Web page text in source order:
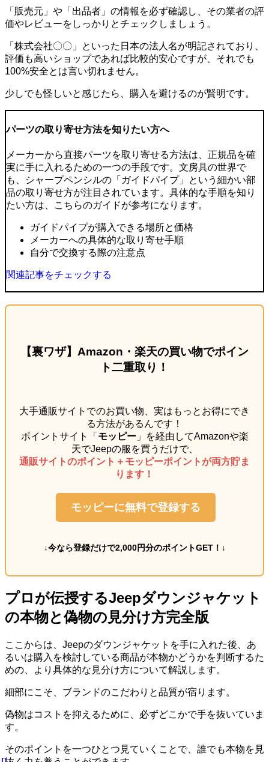
「販売元」や「出品者」の情報を必ず確認し、その業者の評
価やレビューをしっかりとチェックしましょう。
「株式会社〇〇」といった日本の法人名が明記されており、
評価も高いショップであれば比較的安心ですが、それでも
100%安全とは言い切れません。
少しでも怪しいと感じたら、購入を避けるのが賢明です。
パーツの取り寄せ方法を知りたい方へ
メーカーから直接パーツを取り寄せる方法は、正規品を確
実に手に入れるための一つの手段です。文房具の世界で
も、シャープペンシルの「ガイドパイプ」という細かい部
品の取り寄せ方が注目されています。具体的な手順を知り
たい方は、こちらのガイドが参考になります。
ガイドパイプが購入できる場所と価格
メーカーへの具体的な取り寄せ手順
自分で交換する際の注意点
関連記事をチェックする
【裏ワザ】Amazon・楽天の買い物でポイン
ト二重取り！
大手通販サイトでのお買い物、実はもっとお得にでき
る方法があるんです！
ポイントサイト「 モッピー」を経由してAmazonや楽
天でJeepの服を買うだけで、
通販サイトのポイント＋モッピーポイントが両方貯ま
ります！
モッピーに無料で登録する
↓今なら登録だけで2,000円分のポイントGET！↓
プロが伝授するJeepダウンジャケット
の本物と偽物の見分け方完全版
ここからは、Jeepのダウンジャケットを手に入れた後、あ
るいは購入を検討している商品が本物かどうかを判断するた
めの、より具体的な見分け方について解説します。
細部にこそ、ブランドのこだわりと品質が宿ります。
偽物はコストを抑えるために、必ずどこかで手を抜いていま
す。
そのポイントを一つひとつ見ていくことで、誰でも本物を見